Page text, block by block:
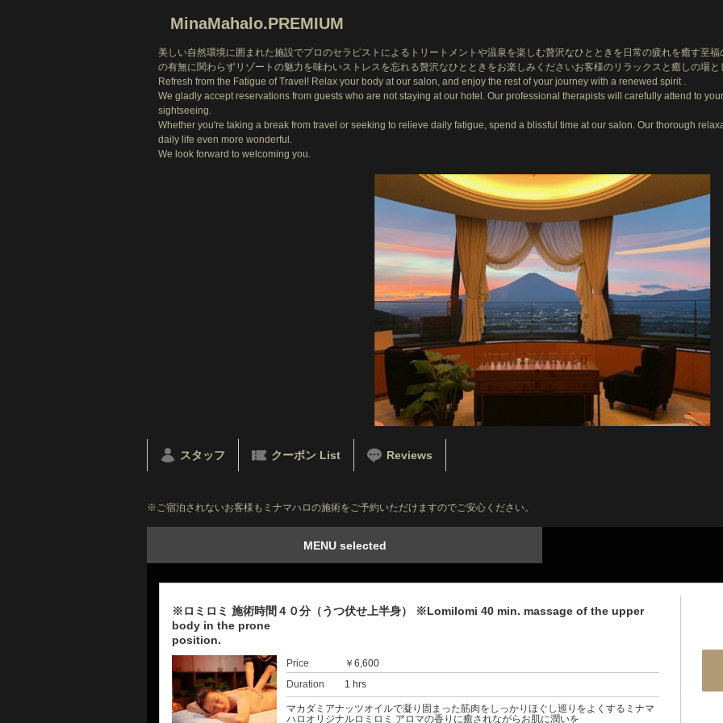
MinaMahalo.PREMIUM
美しい自然環境に囲まれた施設でプロのセラピストによるトリートメントや温泉を楽しむ贅沢なひとときを日常の疲れを癒す至
の有無に関わらずリゾートの魅力を味わいストレスを忘れる贅沢なひとときをお楽しみくださいお客様のリラックスと癒しの場
Refresh from the Fatigue of Travel! Relax your body at our salon, and enjoy the rest of your journey with a renewed spirit .
We gladly accept reservations from guests who are not staying at our hotel. Our professional therapists will carefully attend to
sightseeing.
Whether you're taking a break from travel or seeking to relieve daily fatigue, spend a blissful time at our salon. Our thorough
daily life even more wonderful.
We look forward to welcoming you.
スタッフ クーポン List Reviews
※ご宿泊されないお客様もミナマハロの施術をご予約いただけますのでご安心ください。
MENU selected
※ロミロミ 施術時間４０分（うつ伏せ上半身） ※Lomilomi 40 min. massage of the upper
body in the prone
Price
￥6,600
Duration
1 hrs
マカダミアナッツオイルで凝り固まった筋肉をしっかりほぐし巡りをよくするミナマ
ハロオリジナルロミロミ アロマの香りに癒されながらお肌に潤いを